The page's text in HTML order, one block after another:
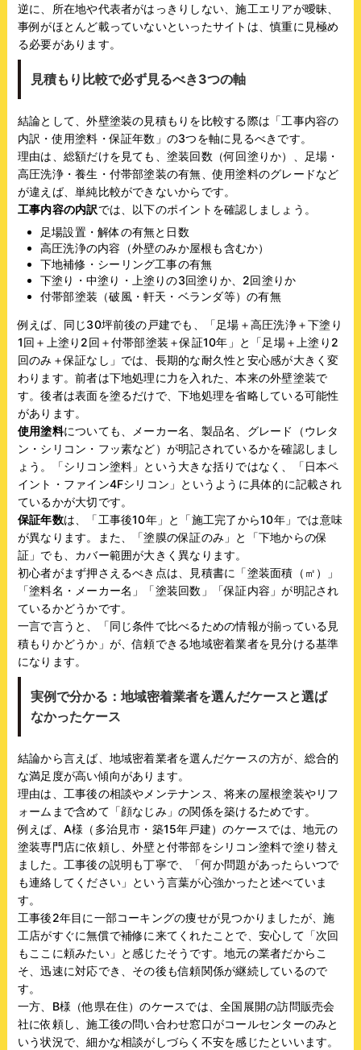
逆に、所在地や代表者がはっきりしない、施工エリアが曖昧、
事例がほとんど載っていないといったサイトは、慎重に見極め
る必要があります。
見積もり比較で必ず見るべき3つの軸
結論として、外壁塗装の見積もりを比較する際は「工事内容の
内訳・使用塗料・保証年数」の3つを軸に見るべきです。
理由は、総額だけを見ても、塗装回数（何回塗りか）、足場・
高圧洗浄・養生・付帯部塗装の有無、使用塗料のグレードなど
が違えば、単純比較ができないからです。
工事内容の内訳では、以下のポイントを確認しましょう。
足場設置・解体の有無と日数
高圧洗浄の内容（外壁のみか屋根も含むか）
下地補修・シーリング工事の有無
下塗り・中塗り・上塗りの3回塗りか、2回塗りか
付帯部塗装（破風・軒天・ベランダ等）の有無
例えば、同じ30坪前後の戸建でも、「足場＋高圧洗浄＋下塗り
1回＋上塗り2回＋付帯部塗装＋保証10年」と「足場＋上塗り2
回のみ＋保証なし」では、長期的な耐久性と安心感が大きく変
わります。前者は下地処理に力を入れた、本来の外壁塗装で
す。後者は表面を塗るだけで、下地処理を省略している可能性
があります。
使用塗料についても、メーカー名、製品名、グレード（ウレタ
ン・シリコン・フッ素など）が明記されているかを確認しまし
ょう。「シリコン塗料」という大きな括りではなく、「日本ペ
イント・ファイン4Fシリコン」というように具体的に記載され
ているかが大切です。
保証年数は、「工事後10年」と「施工完了から10年」では意味
が異なります。また、「塗膜の保証のみ」と「下地からの保
証」でも、カバー範囲が大きく異なります。
初心者がまず押さえるべき点は、見積書に「塗装面積（㎡）」
「塗料名・メーカー名」「塗装回数」「保証内容」が明記され
ているかどうかです。
一言で言うと、「同じ条件で比べるための情報が揃っている見
積もりかどうか」が、信頼できる地域密着業者を見分ける基準
になります。
実例で分かる：地域密着業者を選んだケースと選ば
なかったケース
結論から言えば、地域密着業者を選んだケースの方が、総合的
な満足度が高い傾向があります。
理由は、工事後の相談やメンテナンス、将来の屋根塗装やリフ
ォームまで含めて「顔なじみ」の関係を築けるためです。
例えば、A様（多治見市・築15年戸建）のケースでは、地元の
塗装専門店に依頼し、外壁と付帯部をシリコン塗料で塗り替え
ました。工事後の説明も丁寧で、「何か問題があったらいつで
も連絡してください」という言葉が心強かったと述べていま
す。
工事後2年目に一部コーキングの痩せが見つかりましたが、施
工店がすぐに無償で補修に来てくれたことで、安心して「次回
もここに頼みたい」と感じたそうです。地元の業者だからこ
そ、迅速に対応でき、その後も信頼関係が継続しているので
す。
一方、B様（他県在住）のケースでは、全国展開の訪問販売会
社に依頼し、施工後の問い合わせ窓口がコールセンターのみと
いう状況で、細かな相談がしづらく不安を感じたといいます。